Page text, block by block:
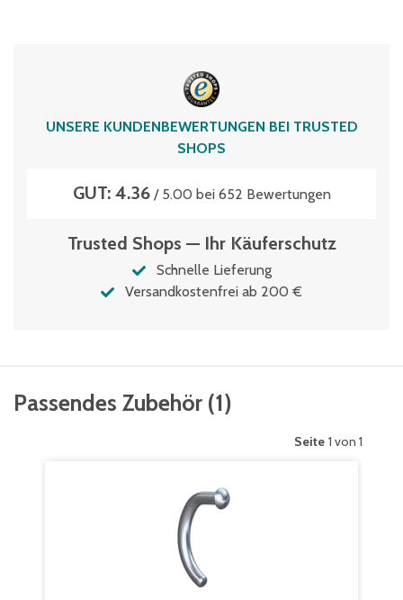
UNSERE KUNDENBEWERTUNGEN BEI TRUSTED
SHOPS
GUT: 4.36/ 5.00 bei 652 Bewertungen
Trusted Shops — Ihr Käuferschutz
Schnelle Lieferung
Versandkostenfrei ab 200 €
Passendes Zubehör (1)
Seite 1 von 1